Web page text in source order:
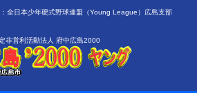
日本少年硬式野球連盟（Young League）広島支部
非営利活動法人 府中広島2000